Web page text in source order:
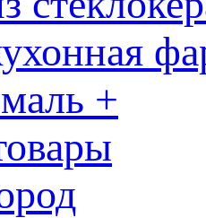
+